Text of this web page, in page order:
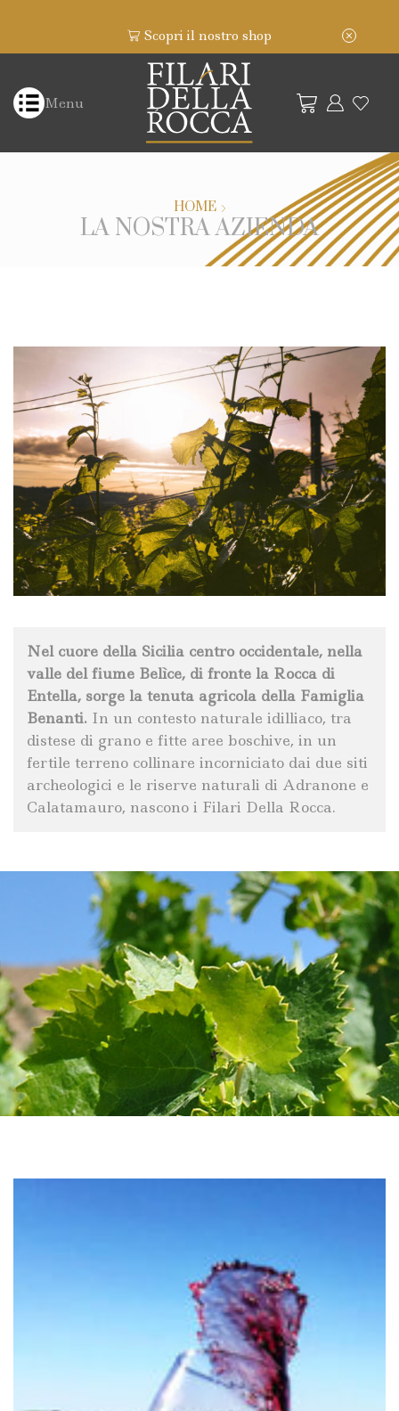
Scopri il nostro shop
Menu
HOME
LA NOSTRA AZIENDA
Nel cuore della Sicilia centro occidentale, nella
valle del fiume Belìce, di fronte la Rocca di
Entella, sorge la tenuta agricola della Famiglia
Benanti. In un contesto naturale idilliaco, tra
distese di grano e fitte aree boschive, in un
fertile terreno collinare incorniciato dai due siti
archeologici e le riserve naturali di Adranone e
Calatamauro, nascono i Filari Della Rocca.